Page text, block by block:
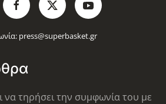
press@superbasket.gr
να τηρήσει την συμφωνία του με